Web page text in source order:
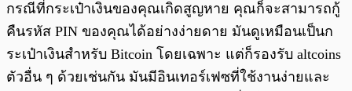
กรณีที่กระเป๋าเงินของคุณเกิดสูญหาย คุณก็จะสามารถกู้
คืนรหัส PIN ของคุณได้อย่างง่ายดาย มันดูเหมือนเป็นก
ระเป๋าเงินสำหรับ Bitcoin โดยเฉพาะ แต่ก็รองรับ altcoins
ตัวอื่น ๆ ด้วยเช่นกัน มันมีอินเทอร์เฟซที่ใช้งานง่ายและ